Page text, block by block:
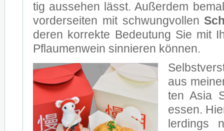
tig aus­se­hen lässt. Au­ßer­dem
vor­der­sei­ten mit schwung­vol­len
de­ren kor­rek­te Be­deu­tung Sie mit
Pflau­men­wein sin­nie­ren kön­nen.
aus
ten Asia
es­sen.
ler­dings